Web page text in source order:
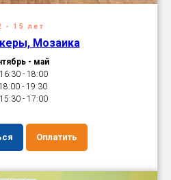
- 15 лет
Мозаика
- май
- 18:00
- 19:30
- 17:00
Оплатить